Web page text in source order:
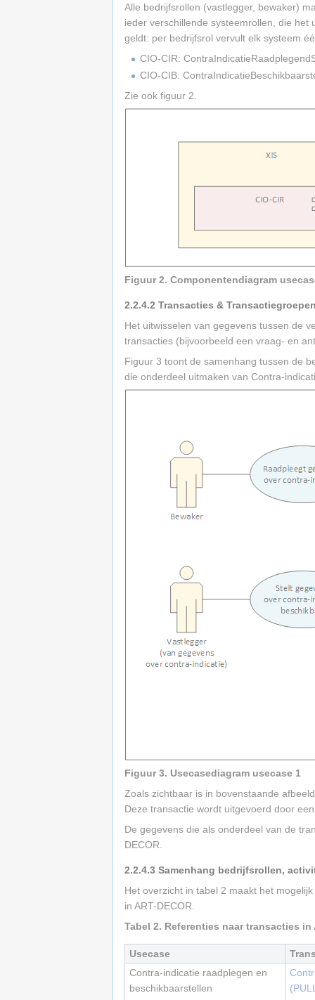
Alle bedrijfsrollen (vastlegger, bewaker)
ieder verschillende systeemrollen, die
geldt: per bedrijfsrol vervult elk systeem
CIO-CIR:
CIO-CIB:
Zie ook figuur 2.
Figuur 2. Componentendiagram
2.2.4.2 Transacties &
Het uitwisselen van gegevens tussen de
transacties (bijvoorbeeld een vraag- en
Figuur 3 toont de samenhang tussen de
die onderdeel uitmaken van Contra-
Figuur 3. Usecasediagram usecase 1
Zoals zichtbaar is in bovenstaande
Deze transactie wordt uitgevoerd door
De gegevens die als onderdeel van de
DECOR.
2.2.4.3 Samenhang bedrijfsrollen,
Het overzicht in tabel 2 maakt het
in ART-DECOR.
Tabel 2. Referenties naar transacties
Usecase
Contra-indicatie raadplegen en
beschikbaarstellen